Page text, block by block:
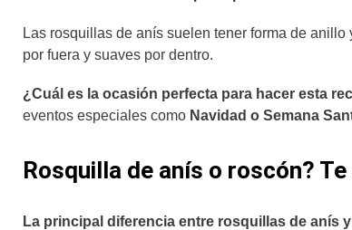
Las rosquillas de anís suelen tener forma de
por fuera y suaves por dentro.
¿Cuál es la ocasión perfecta para hacer esta
eventos especiales como Navidad o Semana
Rosquilla de anís o roscón?
La principal diferencia entre rosquillas de anís